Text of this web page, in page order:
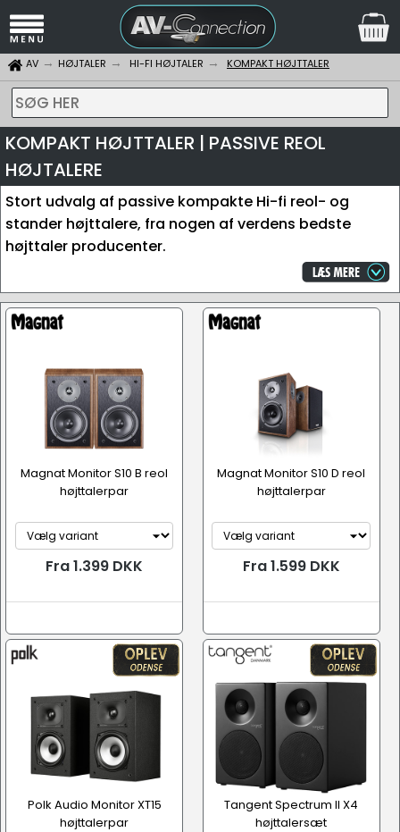
AV HØJTALER HI-FI HØJTALER KOMPAKT HØJTTALER
SØG HER
KOMPAKT HØJTTALER | PASSIVE REOL
HØJTALERE
Stort udvalg af passive kompakte Hi-fi reol- og
stander højttalere, fra nogen af verdens bedste
højttaler producenter.
Magnat Monitor S10 B reol
højttalerpar
Fra 1.399 DKK
Magnat Monitor S10 D reol
højttalerpar
Fra 1.599 DKK
Polk Audio Monitor XT15
højttalerpar
Tangent Spectrum II X4
højttalersæt